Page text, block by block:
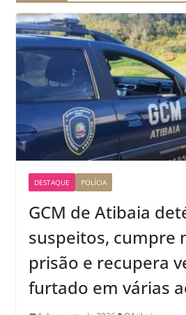
DESTAQUE POLÍCIA
GCM de Atibaia
suspeitos, cumpre
prisão e recupera
furtado em várias